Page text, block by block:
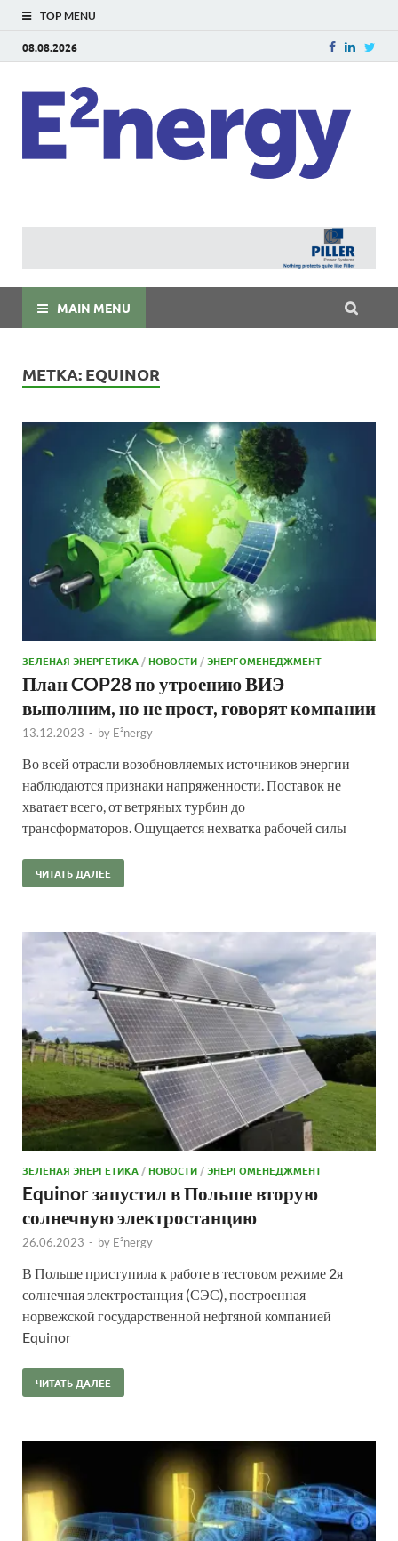
TOP MENU
08.08.2026
MAIN MENU
МЕТКА: EQUINOR
ЗЕЛЕНАЯ ЭНЕРГЕТИКА /НОВОСТИ /ЭНЕРГОМЕНЕДЖМЕНТ
План COP28 по утроению ВИЭ
выполним, но не прост, говорят компании
13.12.2023 - by E²nergy
Во всей отрасли возобновляемых источников энергии
наблюдаются признаки напряженности. Поставок не
хватает всего, от ветряных турбин до
трансформаторов. Ощущается нехватка рабочей силы
ЧИТАТЬ ДАЛЕЕ
ЗЕЛЕНАЯ ЭНЕРГЕТИКА /НОВОСТИ /ЭНЕРГОМЕНЕДЖМЕНТ
Equinor запустил в Польше вторую
солнечную электростанцию
26.06.2023 - by E²nergy
В Польше приступила к работе в тестовом режиме 2я
солнечная электростанция (СЭС), построенная
норвежской государственной нефтяной компанией
Equinor
ЧИТАТЬ ДАЛЕЕ